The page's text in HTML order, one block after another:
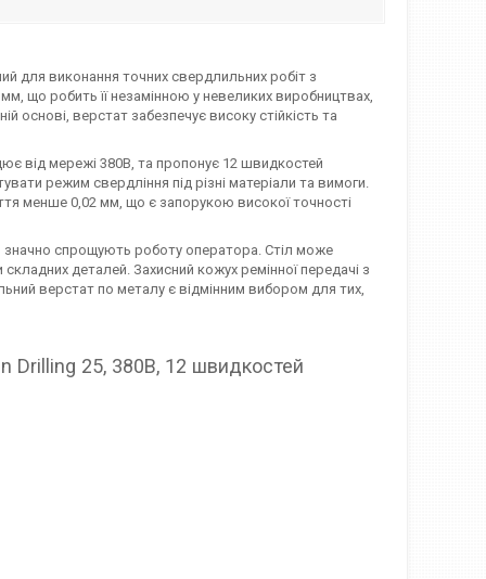
для виконання точних свердлильних робіт з
що робить її незамінною у невеликих виробництвах,
основі, верстат забезпечує високу стійкість та
від мережі 380В, та пропонує 12 швидкостей
режим свердління під різні матеріали та вимоги.
менше 0,02 мм, що є запорукою високої точності
значно спрощують роботу оператора. Стіл може
деталей. Захисний кожух ремінної передачі з
верстат по металу є відмінним вибором для тих,
Drilling 25, 380В, 12 швидкостей